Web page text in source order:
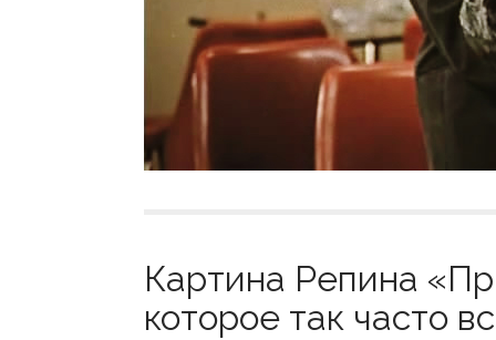
Картина Репина
которое так часто